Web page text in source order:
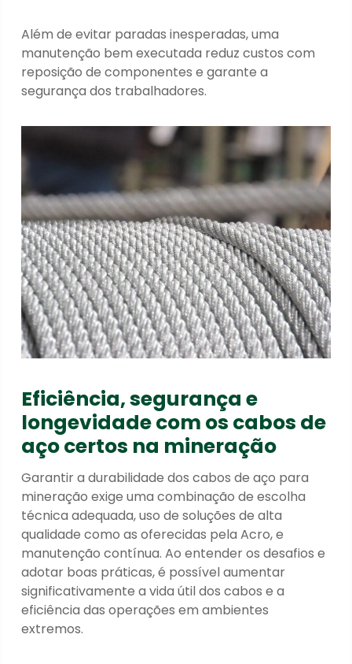
Além de evitar paradas inesperadas, uma
manutenção bem executada reduz custos com
reposição de componentes e garante a
segurança dos trabalhadores.
Eficiência, segurança e
longevidade com os cabos de
aço certos na mineração
Garantir a durabilidade dos cabos de aço para
mineração exige uma combinação de escolha
técnica adequada, uso de soluções de alta
qualidade como as oferecidas pela Acro, e
manutenção contínua. Ao entender os desafios e
adotar boas práticas, é possível aumentar
significativamente a vida útil dos cabos e a
eficiência das operações em ambientes
extremos.